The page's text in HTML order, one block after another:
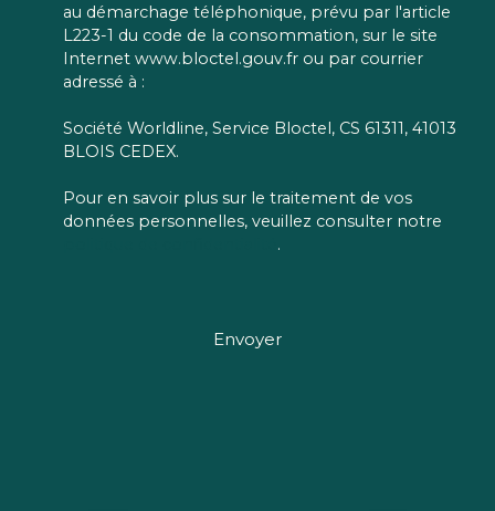
au démarchage téléphonique, prévu par l'article
L223-1 du code de la consommation, sur le site
Internet www.bloctel.gouv.fr ou par courrier
adressé à :
Société Worldline, Service Bloctel, CS 61311, 41013
BLOIS CEDEX.
Pour en savoir plus sur le traitement de vos
données personnelles, veuillez consulter notre
.
Envoyer